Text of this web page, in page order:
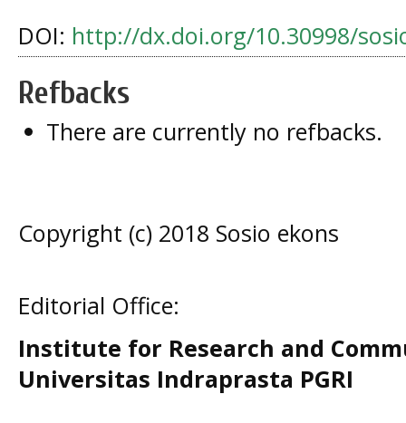
DOI: http://dx.doi.org/10.30998/
Refbacks
There are currently no refbacks.
Copyright (c) 2018 Sosio ekons
Editorial Office:
Institute for Research and
Universitas Indraprasta PGRI